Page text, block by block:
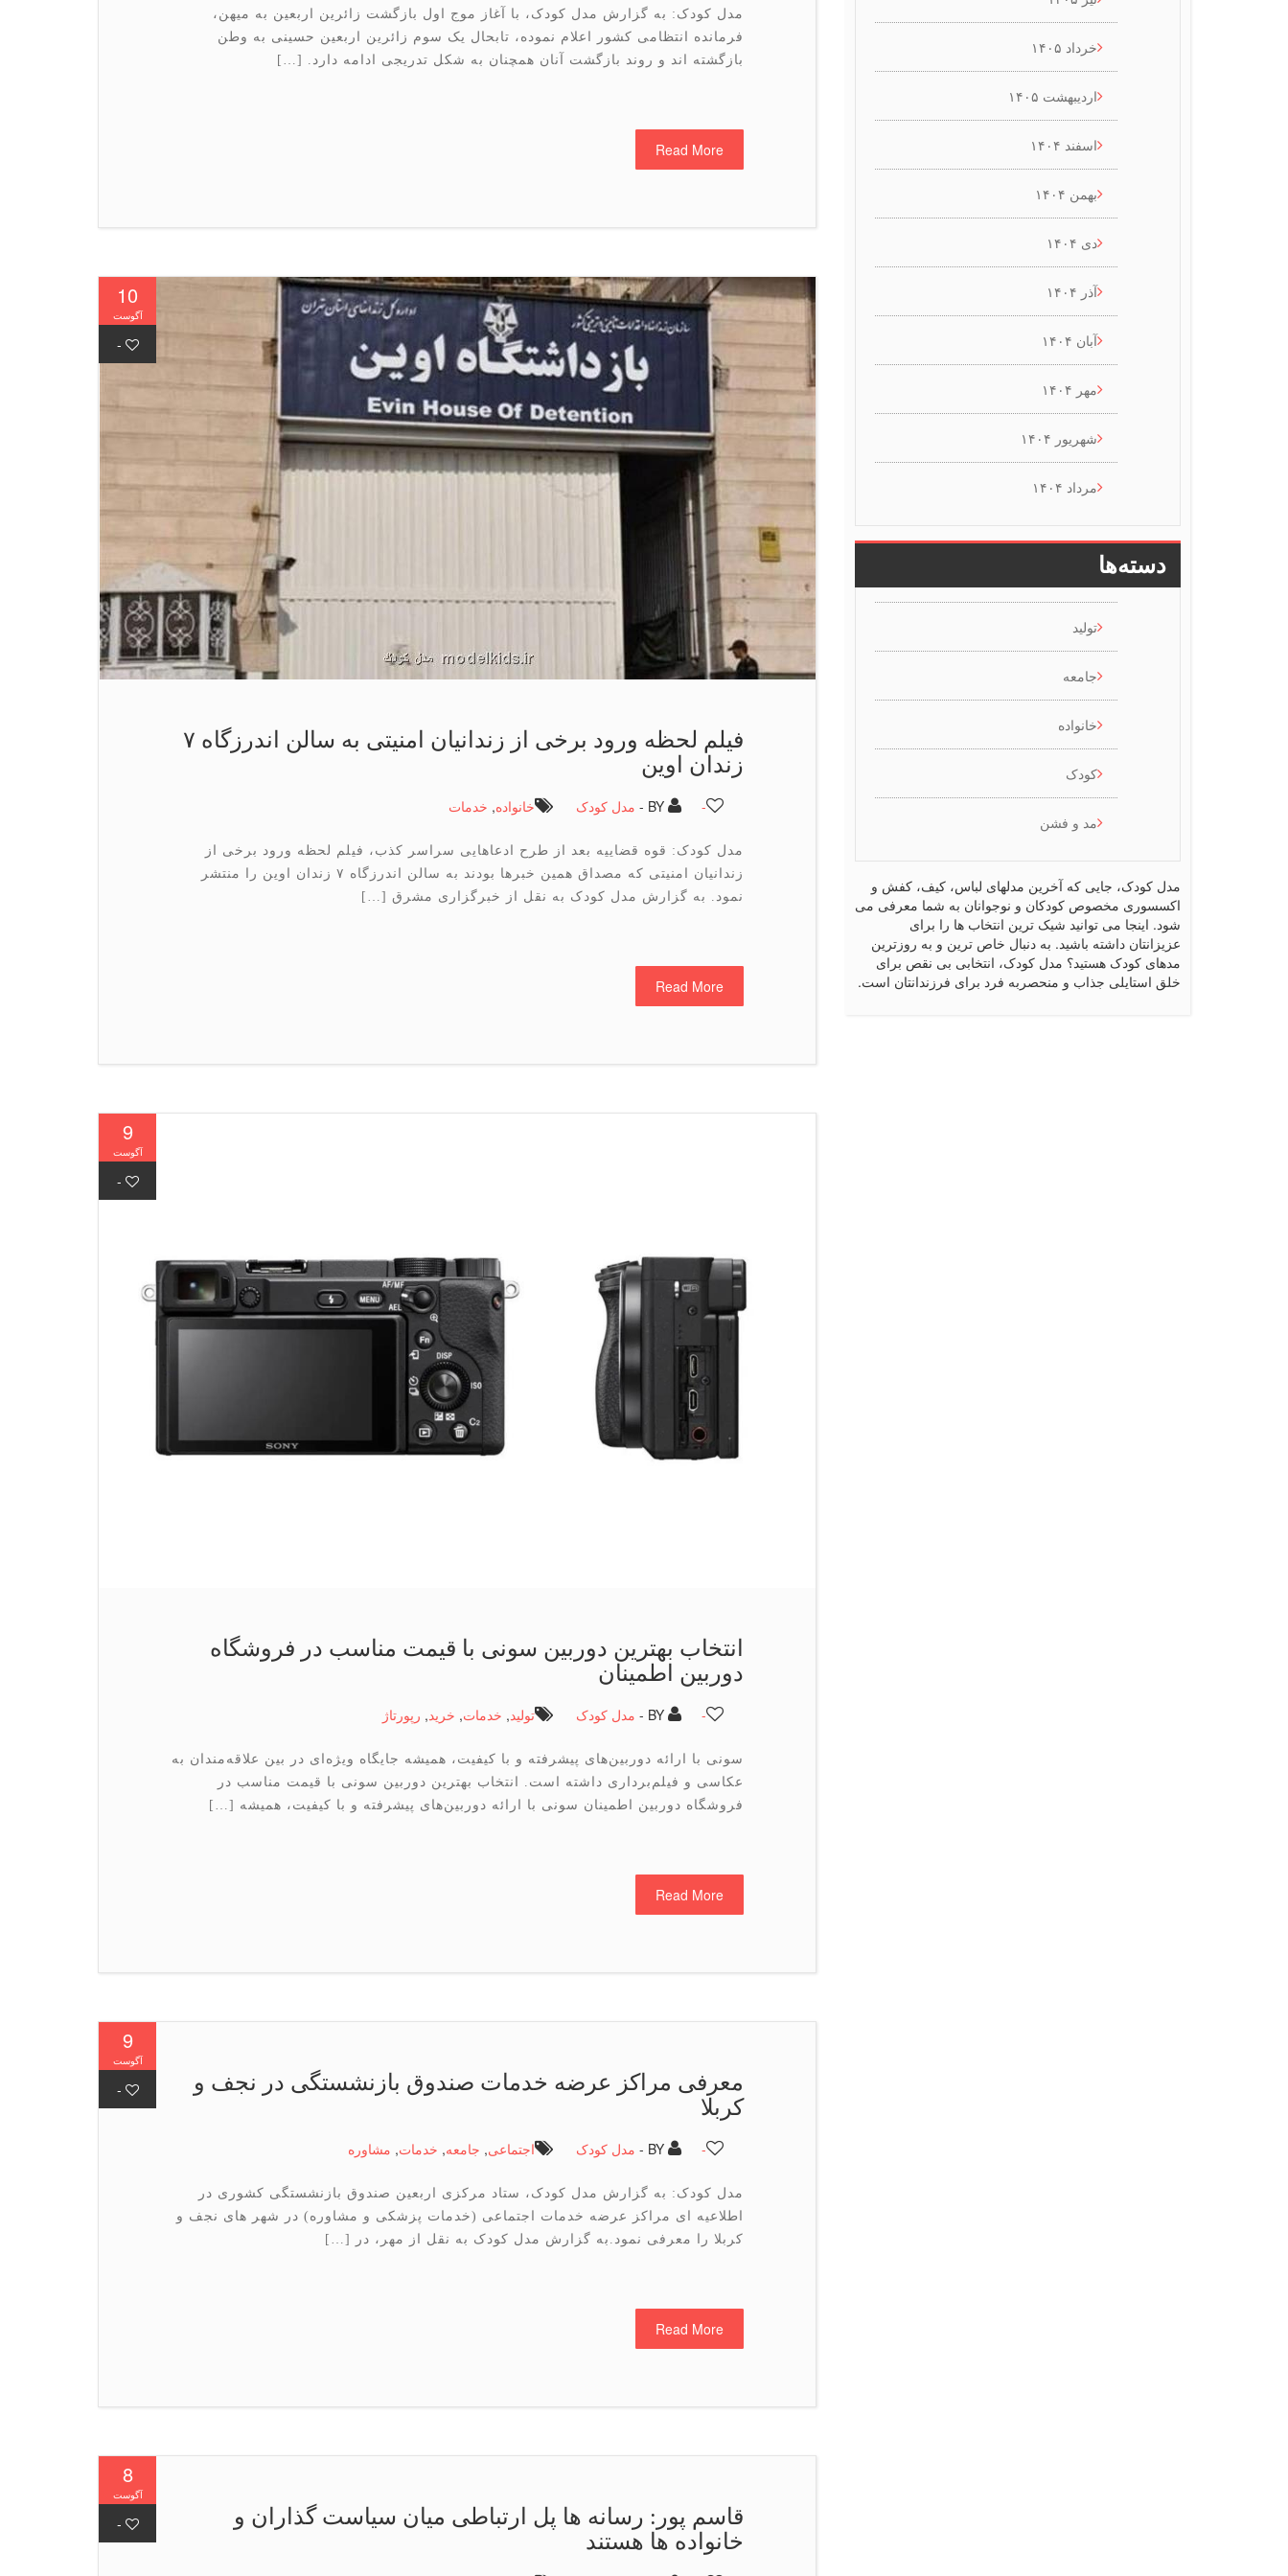
مدل کودک: به گزارش مدل کودک، با آغاز موج اول بازگشت زائرین اربعین به میهن،
فرمانده انتظامی کشور اعلام نموده، تابحال یک سوم زائرین اربعین حسینی به وطن
بازگشته اند و روند بازگشت آنان همچنان به شکل تدریجی ادامه دارد. […]
Read More
10
آگوست
-
فیلم لحظه ورود برخی از زندانیان امنیتی به سالن اندرزگاه ۷
زندان اوین
BY - مدل کودک خانواده, خدمات -
مدل کودک: قوه قضاییه بعد از طرح ادعاهایی سراسر کذب، فیلم لحظه ورود برخی از
زندانیان امنیتی که مصداق همین خبرها بودند به سالن اندرزگاه ۷ زندان اوین را منتشر
نمود. به گزارش مدل کودک به نقل از خبرگزاری مشرق […]
Read More
9
آگوست
-
انتخاب بهترین دوربین سونی با قیمت مناسب در فروشگاه
دوربین اطمینان
BY - مدل کودک تولید, خدمات, خرید, رپورتاژ -
سونی با ارائه دوربین‌های پیشرفته و با کیفیت، همیشه جایگاه ویژه‌ای در بین علاقه‌مندان به
عکاسی و فیلم‌برداری داشته است. انتخاب بهترین دوربین سونی با قیمت مناسب در
فروشگاه دوربین اطمینان سونی با ارائه دوربین‌های پیشرفته و با کیفیت، همیشه […]
Read More
9
آگوست
-
معرفی مراکز عرضه خدمات صندوق بازنشستگی در نجف و
کربلا
BY - مدل کودک اجتماعی, جامعه, خدمات, مشاوره -
مدل کودک: به گزارش مدل کودک، ستاد مرکزی اربعین صندوق بازنشستگی کشوری در
اطلاعیه ای مراکز عرضه خدمات اجتماعی (خدمات پزشکی و مشاوره) در شهر های نجف و
کربلا را معرفی نمود.به گزارش مدل کودک به نقل از مهر، در […]
Read More
8
آگوست
-
قاسم پور: رسانه ها پل ارتباطی میان سیاست گذاران و
خانواده ها هستند
خرداد ۱۴۰۵
اردیبهشت ۱۴۰۵
اسفند ۱۴۰۴
بهمن ۱۴۰۴
دی ۱۴۰۴
آذر ۱۴۰۴
آبان ۱۴۰۴
مهر ۱۴۰۴
شهریور ۱۴۰۴
مرداد ۱۴۰۴
دسته‌ها
تولید
جامعه
خانواده
کودک
مد و فشن
مدل کودک، جایی که آخرین مدلهای لباس، کیف، کفش و
اکسسوری مخصوص کودکان و نوجوانان به شما معرفی می
شود. اینجا می توانید شیک ترین انتخاب ها را برای
عزیزانتان داشته باشید. به دنبال خاص ترین و به روزترین
مدهای کودک هستید؟ مدل کودک، انتخابی بی نقص برای
خلق استایلی جذاب و منحصربه فرد برای فرزندانتان است.